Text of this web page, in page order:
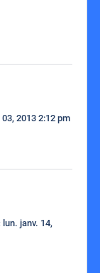
2013 2:12 pm
lun. janv. 14,